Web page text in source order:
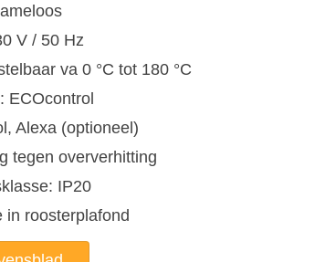
V / 50 Hz
va 0 °C tot 180 °C
ECOcontrol
Alexa (optioneel)
tegen oververhitting
IP20
in roosterplafond